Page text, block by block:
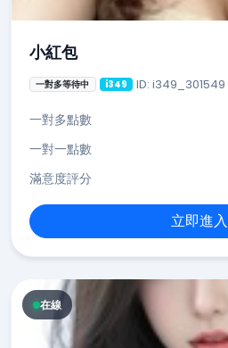
小紅包
一對多等待中 i349 ID: i349_301549
一對多點數
一對一點數
滿意度評分
立即進入
在線